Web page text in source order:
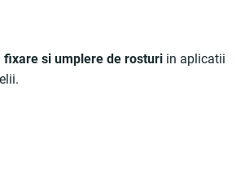
fixare si umplere de rosturi in aplicatii